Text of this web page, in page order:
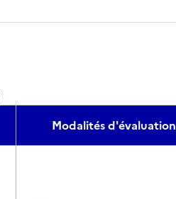
Modalités d'évaluation